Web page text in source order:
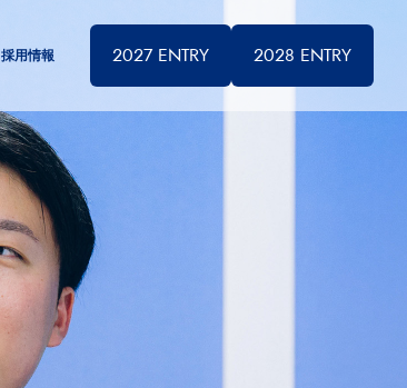
採用情報 2027 ENTRY 2028 ENTRY
製品紹介
リケジョ座談会
社内制度